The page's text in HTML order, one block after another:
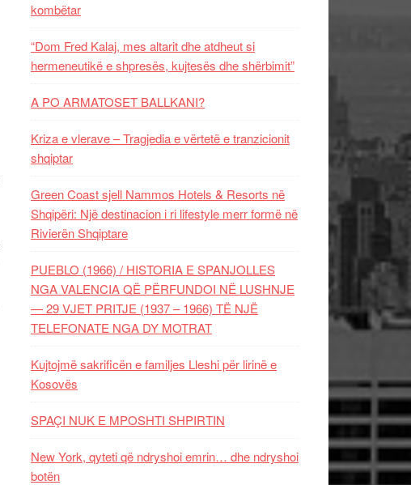
kombëtar
“Dom Fred Kalaj, mes altarit dhe atdheut si
hermeneutikë e shpresës, kujtesës dhe shërbimit”
A PO ARMATOSET BALLKANI?
Kriza e vlerave – Tragjedia e vërtetë e tranzicionit
shqiptar
Green Coast sjell Nammos Hotels & Resorts në
Shqipëri: Një destinacion i ri lifestyle merr formë në
Rivierën Shqiptare
PUEBLO (1966) / HISTORIA E SPANJOLLES
NGA VALENCIA QË PËRFUNDOI NË LUSHNJE
— 29 VJET PRITJE (1937 – 1966) TË NJË
TELEFONATE NGA DY MOTRAT
Kujtojmë sakrificën e familjes Lleshi për lirinë e
Kosovës
SPAÇI NUK E MPOSHTI SHPIRTIN
New York, qyteti që ndryshoi emrin… dhe ndryshoi
botën